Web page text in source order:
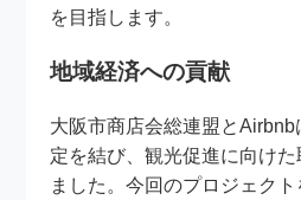
を目指します。
地域経済への貢献
大阪市商店会総連盟と
定を結び、観光促進に向け
ました。今回のプロジェク